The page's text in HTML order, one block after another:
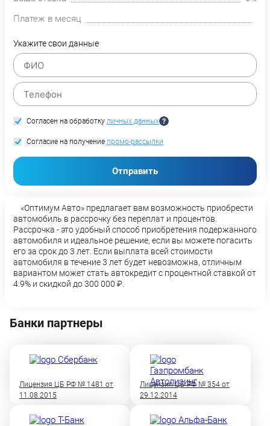
Платеж в месяц
Укажите свои данные
Согласен на обработку личных данных
Согласие на получение промо-рассылки
Отправить
«Оптимум Авто» предлагает вам возможность приобрести
автомобиль в рассрочку без переплат и процентов.
Рассрочка - это удобный способ приобретения подержанного
автомобиля и идеальное решение, если вы можете погасить
его за срок до 3 лет. Если выплата всей стоимости
автомобиля в течение 3 лет будет невозможна, отличным
вариантом может стать автокредит с процентной ставкой от
4.9% и скидкой до 300 000 ₽.
Банки партнеры
Лицензия ЦБ РФ № 1481 от
11.08.2015
Лицензия ЦБ РФ № 354 от
29.12.2014